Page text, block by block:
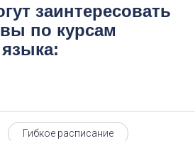
заинтересовать
по курсам
Гибкое расписание